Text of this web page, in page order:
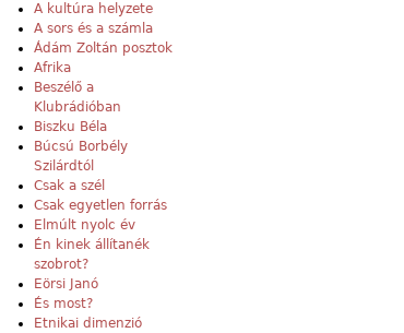
A kultúra helyzete
A sors és a számla
Ádám Zoltán posztok
Afrika
Beszélő a
Klubrádióban
Biszku Béla
Búcsú Borbély
Szilárdtól
Csak a szél
Csak egyetlen forrás
Elmúlt nyolc év
Én kinek állítanék
szobrot?
Eörsi Janó
És most?
Etnikai dimenzió